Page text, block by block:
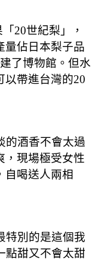
20世紀梨」，
量佔日本梨子品
了博物館。但水
以帶進台灣的20
的酒香不會太過
，現場極受女性
自喝送人兩相
特別的是這個我
點甜又不會太甜